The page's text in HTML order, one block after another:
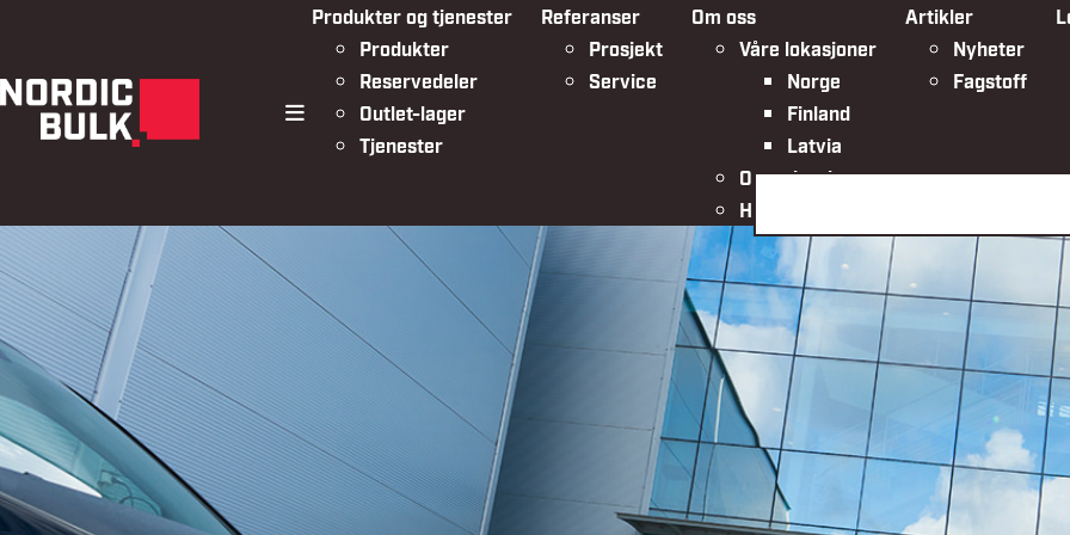
meny
Produkter og tjenester
Produkter
Reservedeler
Outlet-lager
Tjenester
Referanser
Prosjekt
Service
Om oss
Våre lokasjoner
Norge
Finland
Latvia
Organisasjonen
HMSK
Artikler
Nyheter
Fagstoff